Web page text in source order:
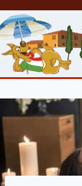
Skip
to
content